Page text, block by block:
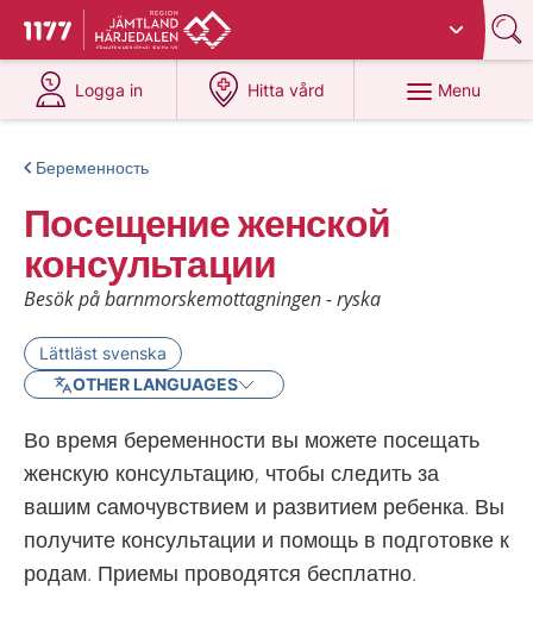
To start page for 1177
Du har valt region
Logga in
at 1177.se
Hitta vård
at 1177.se
Menu
Беременность
Посещение женской
консультации
Besök på barnmorskemottagningen - ryska
Lättläst svenska
OTHER LANGUAGES
Во время беременности вы можете посещать
женскую консультацию, чтобы следить за
вашим самочувствием и развитием ребенка. Вы
получите консультации и помощь в подготовке к
родам. Приемы проводятся бесплатно.